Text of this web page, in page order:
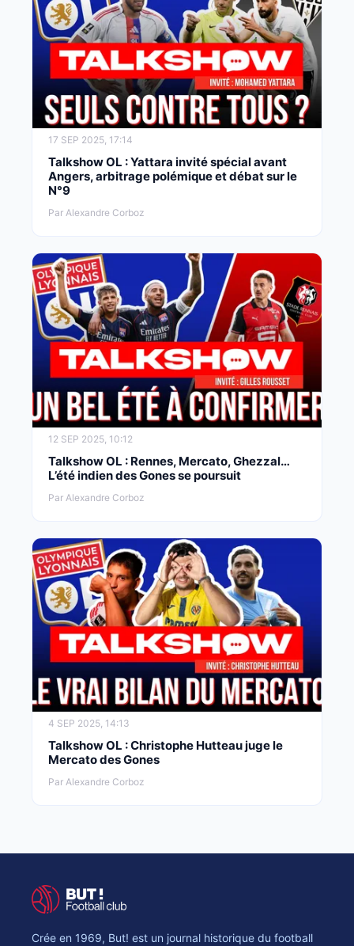
17 SEP 2025, 17:14
Talkshow OL : Yattara invité spécial avant
Angers, arbitrage polémique et débat sur le
N°9
Par Alexandre Corboz
12 SEP 2025, 10:12
Talkshow OL : Rennes, Mercato, Ghezzal…
L’été indien des Gones se poursuit
Par Alexandre Corboz
4 SEP 2025, 14:13
Talkshow OL : Christophe Hutteau juge le
Mercato des Gones
Par Alexandre Corboz
Crée en 1969, But! est un journal historique du football